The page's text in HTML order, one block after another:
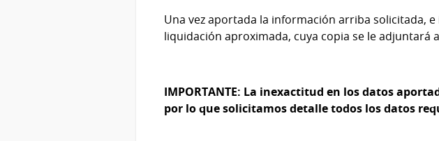
Una vez aportada la información arriba solicitada,
liquidación aproximada, cuya copia se le adjuntará
IMPORTANTE: La inexactitud en los datos
por lo que solicitamos detalle todos los datos